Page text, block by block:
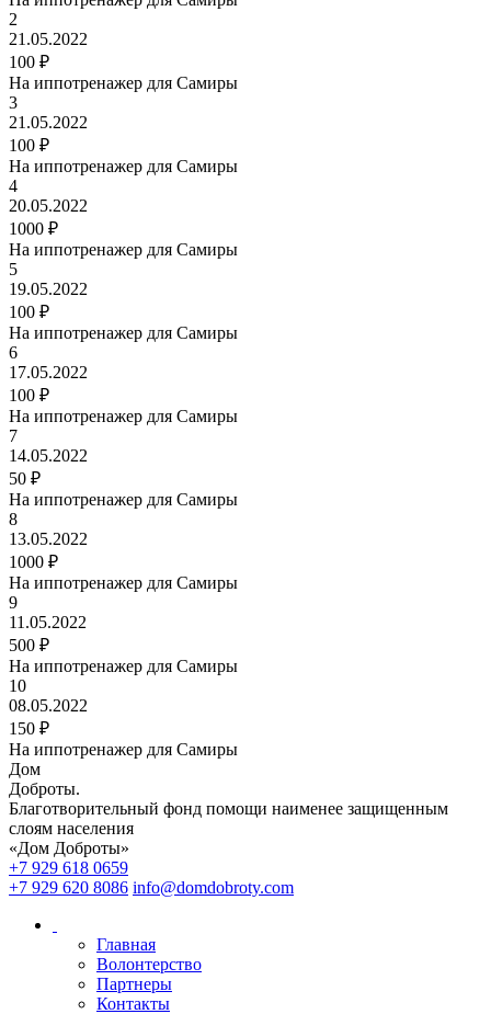
2
21.05.2022
100 ₽
На иппотренажер для Самиры
3
21.05.2022
100 ₽
На иппотренажер для Самиры
4
20.05.2022
1000 ₽
На иппотренажер для Самиры
5
19.05.2022
100 ₽
На иппотренажер для Самиры
6
17.05.2022
100 ₽
На иппотренажер для Самиры
7
14.05.2022
50 ₽
На иппотренажер для Самиры
8
13.05.2022
1000 ₽
На иппотренажер для Самиры
9
11.05.2022
500 ₽
На иппотренажер для Самиры
10
08.05.2022
150 ₽
На иппотренажер для Самиры
Дом
Доброты.
Благотворительный фонд помощи наименее защищенным
слоям населения
«Дом Доброты»
+7 929 618 0659
+7 929 620 8086 info@domdobroty.com
Главная
Волонтерство
Партнеры
Контакты